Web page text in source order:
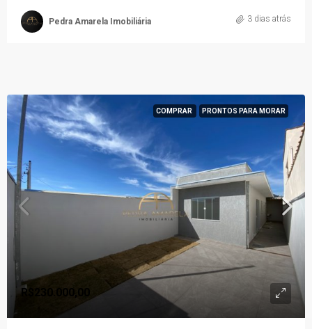
Pedra Amarela Imobiliária 3 dias atrás
COMPRAR PRONTOS PARA MORAR
R$230.000,00